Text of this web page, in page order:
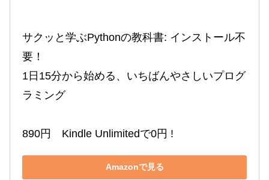
サクッと学ぶPythonの教科書: インストール不
要！
1日15分から始める、いちばんやさしいプログ
ラミング
890円　Kindle Unlimitedで0円 !
Amazonで見る